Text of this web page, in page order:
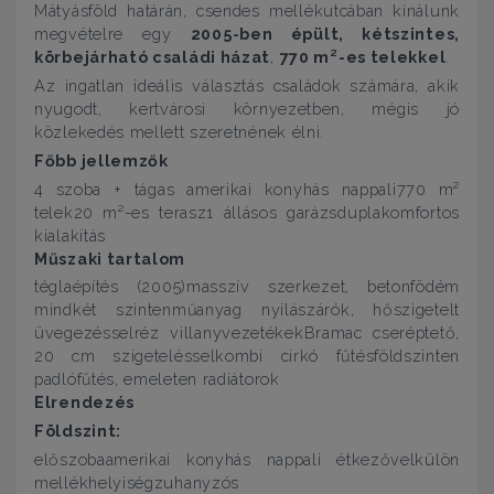
Mátyásföld határán, csendes mellékutcában kínálunk
megvételre egy 2005-ben épült, kétszintes,
körbejárható családi házat 770 m²-es telekkel
Az ingatlan ideális választás családok számára, akik
nyugodt, kertvárosi környezetben, mégis jó
közlekedés mellett szeretnének élni.
Főbb jellemzők
4 szoba + tágas amerikai konyhás nappali770 m²
telek20 m²-es terasz1 állásos garázsduplakomfortos
kialakítás
Műszaki tartalom
téglaépítés (2005)masszív szerkezet, betonfödém
mindkét szintenműanyag nyílászárók, hőszigetelt
üvegezésselréz villanyvezetékekBramac cseréptető,
20 cm szigetelésselkombi cirkó fűtésföldszinten
padlófűtés, emeleten radiátorok
Elrendezés
Földszint:
előszobaamerikai konyhás nappali étkezővelkülön
mellékhelyiségzuhanyzós